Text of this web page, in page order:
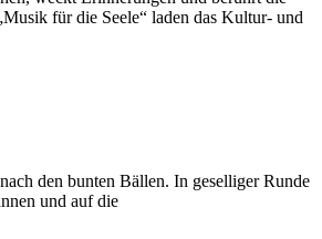
für die Seele“ laden das Kultur- und
den bunten Bällen. In geselliger Runde
und auf die